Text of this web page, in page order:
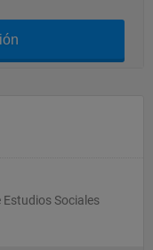
Sociales